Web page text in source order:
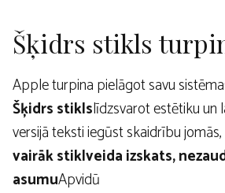
Šķidrs stikls
Apple turpina pielāgot savu
Šķidrs stiklslīdzsvarot estētiku un
versijā teksti iegūst skaidrību
vairāk stiklveida izskats,
asumuApvidū